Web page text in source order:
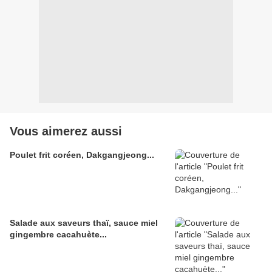
Vous aimerez aussi
Poulet frit coréen, Dakgangjeong...
Salade aux saveurs thaï, sauce miel
gingembre cacahuète...